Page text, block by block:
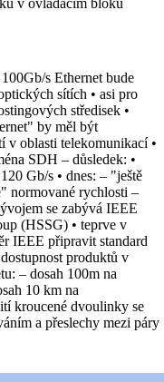
s Ethernet bude
sítích • asi pro
středisek •
by měl být
v oblasti telekomunikací •
SDH – důsledek: •
Gb/s • dnes: – "ještě
normované rychlosti –
se zabývá IEEE
(HSSG) • teprve v
IEEE připravit standard
produktů v
– dosah 100m na
10 km na
kroucené dvoulinky se
a přeslechy mezi páry